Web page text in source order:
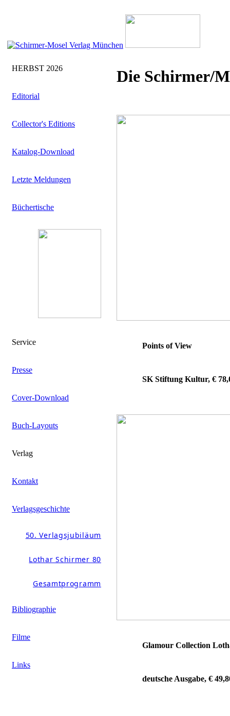
HERBST 2026
Editorial
Collector's Editions
Katalog-Download
Letzte Meldungen
Büchertische
Service
Presse
Cover-Download
Buch-Layouts
Verlag
Kontakt
Verlagsgeschichte
50. Verlagsjubiläum
Lothar Schirmer 80
Gesamtprogramm
Bibliographie
Filme
Links
Die Schirmer/
Points of View
SK Stiftung Kultur, €
Glamour Collection
deutsche Ausgabe, €